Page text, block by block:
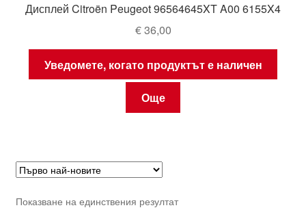
Дисплей Citroën Peugeot 96564645XT A00 6155X4
€36,00
Уведомете, когато продуктът е наличен
Още
Показване на единствения резултат